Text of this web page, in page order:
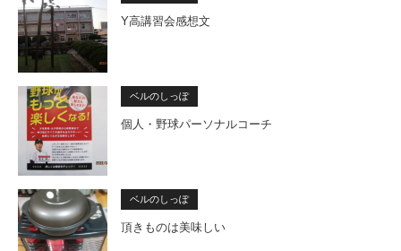
Y高講習会感想文
ベルのしっぽ
個人・野球パーソナルコーチ
ベルのしっぽ
頂きものは美味しい